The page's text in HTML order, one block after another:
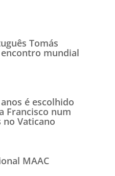
Tomás
mundial
é escolhido
Francisco num
Vaticano
MAAC